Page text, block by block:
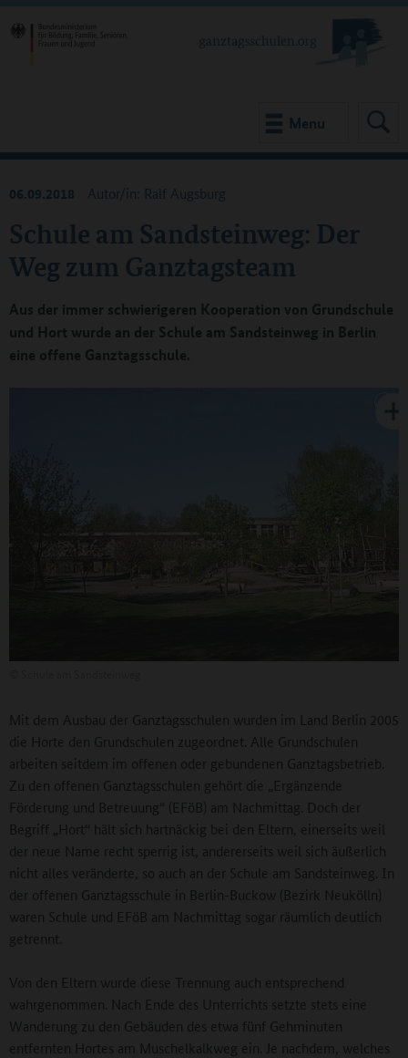
Menu
Schule am Sandsteinweg: Der
Weg zum Ganztagsteam
06.09.2018 Autor/in: Ralf Augsburg
Aus der immer schwierigeren Kooperation von Grundschule
und Hort wurde an der Schule am Sandsteinweg in Berlin
eine offene Ganztagsschule.
Mit dem Ausbau der Ganztagsschulen wurden im Land Berlin 2005
die Horte den Grundschulen zugeordnet. Alle Grundschulen
arbeiten seitdem im offenen oder gebundenen Ganztagsbetrieb.
Zu den offenen Ganztagsschulen gehört die „Ergänzende
Förderung und Betreuung“ (EFöB) am Nachmittag. Doch der
Begriff „Hort“ hält sich hartnäckig bei den Eltern, einerseits weil
der neue Name recht sperrig ist, andererseits weil sich äußerlich
nicht alles veränderte, so auch an der Schule am Sandsteinweg. In
der offenen Ganztagsschule in Berlin-Buckow (Bezirk Neukölln)
waren Schule und EFöB am Nachmittag sogar räumlich deutlich
getrennt.
Von den Eltern wurde diese Trennung auch entsprechend
wahrgenommen. Nach Ende des Unterrichts setzte stets eine
Wanderung zu den Gebäuden des etwa fünf Gehminuten
entfernten Hortes am Muschelkalkweg ein. Je nachdem, welches